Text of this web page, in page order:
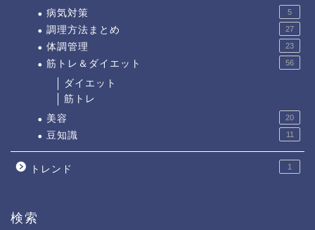
病気対策 5
調理方法まとめ 27
体調管理 23
筋トレ＆ダイエット 56
ダイエット
筋トレ
美容
20
豆知識 11
トレンド 1
検索